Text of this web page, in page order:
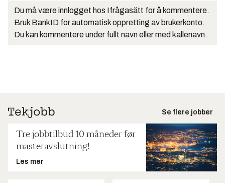
Du må være innlogget hos Ifrågasätt for å kommentere.
Bruk BankID for automatisk oppretting av brukerkonto.
Du kan kommentere under fullt navn eller med kallenavn.
Se flere jobber
Tre jobbtilbud 10 måneder før
masteravslutning!
Les mer